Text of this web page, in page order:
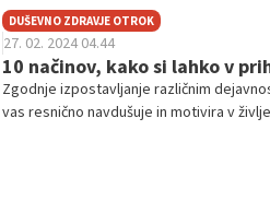
DUŠEVNO ZDRAVJE OTROK
27. 02. 2024 04.44
10 načinov, kako si lahko v
Zgodnje izpostavljanje različnim
vas resnično navdušuje in motivira v